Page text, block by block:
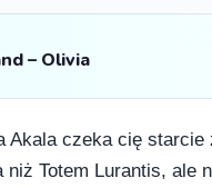
– Olivia
Akala czeka cię
niż Totem Lurantis, ale